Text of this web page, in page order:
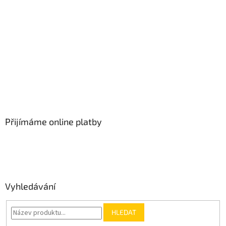
Přijímáme online platby
Vyhledávání
HLEDAT